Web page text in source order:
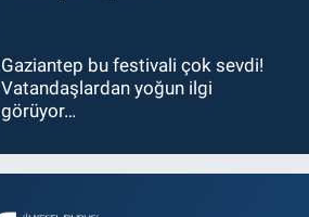
Gaziantep bu festivali çok sevdi!
Vatandaşlardan yoğun ilgi
görüyor…